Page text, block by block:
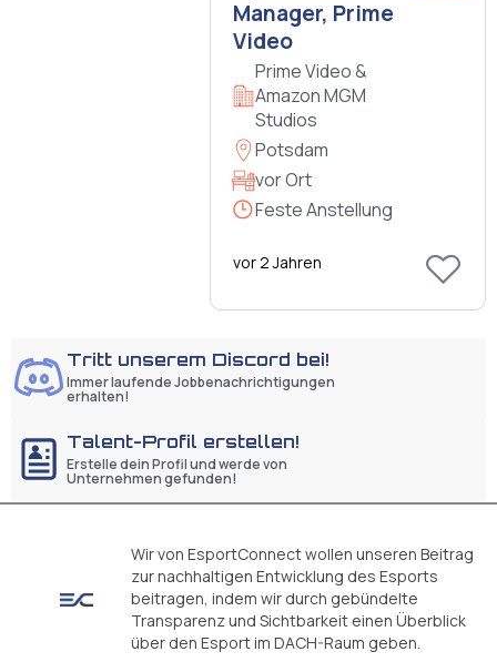
Tritt unserem Discord bei!
Immer laufende Jobbenachrichtigungen
erhalten!
Talent-Profil erstellen!
Erstelle dein Profil und werde von
Unternehmen gefunden!
Manager, Prime
Video
Prime Video &
Amazon MGM
Studios
Potsdam
vor Ort
Feste Anstellung
vor 2 Jahren
Wir von EsportConnect wollen unseren Beitrag
zur nachhaltigen Entwicklung des Esports
beitragen, indem wir durch gebündelte
Transparenz und Sichtbarkeit einen Überblick
über den Esport im DACH-Raum geben.